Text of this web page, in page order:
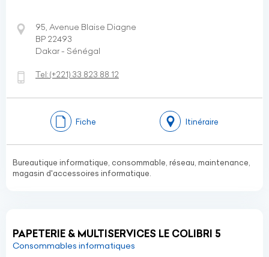
95, Avenue Blaise Diagne
BP 22493
Dakar - Sénégal
Tel:(+221) 33 823 88 12
Fiche Itinéraire
Bureautique informatique, consommable, réseau, maintenance,
magasin d'accessoires informatique.
PAPETERIE & MULTISERVICES LE COLIBRI 5
Consommables informatiques